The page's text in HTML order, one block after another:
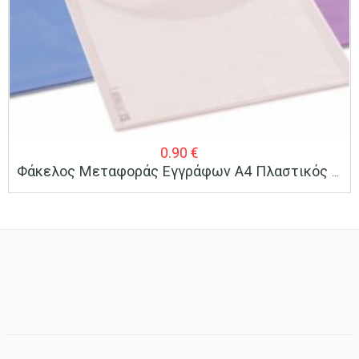
0.90 €